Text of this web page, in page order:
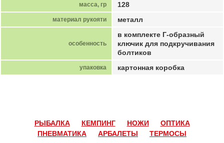
масса, гр 128
материал рукояти металл
особенность
в комплекте Г-образный
ключик для подкручивания
болтиков
упаковка картонная коробка
РЫБАЛКА КЕМПИНГ НОЖИ
ОПТИКА
ПНЕВМАТИКА
АРБАЛЕТЫ ТЕРМОСЫ